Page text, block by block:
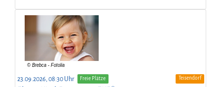
23.09.2026, 08:30 Uhr Freie Plätze Teisendorf